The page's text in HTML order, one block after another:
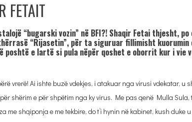
FETAIT
“bugarski vozin” në BFI?! Shaqir Fetai thjesht, po
“Rijasetin”, për ta siguruar fillimisht kuorumin
poshtë e lartë si pula nëpër qoshet e oborrit kur i vie
vrerë! Ai ishte buzë vdekjes, i atakuar nga virusi vdekatar, u
shërim e për shpëtim nga ky virus. Me pas qenë Mulla Sula,
shqiponja e me tekbire, do t’i hynin në kabinet, kush duke u